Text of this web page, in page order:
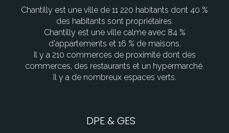
Chantilly est une ville de 11 220 habitants dont 40 %
des habitants sont propriétaires.
Chantilly est une ville calme avec 84 %
d'appartements et 16 % de maisons.
Il y a 210 commerces de proximité dont des
commerces, des restaurants et un hypermarché.
Il y a de nombreux espaces verts.
DPE & GES